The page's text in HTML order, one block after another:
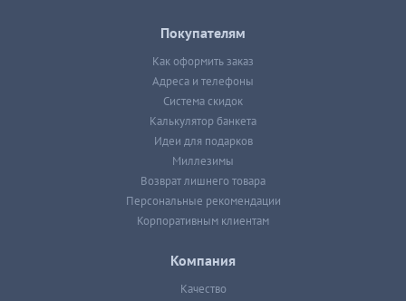
Покупателям
Как оформить заказ
Адреса и телефоны
Система скидок
Калькулятор банкета
Идеи для подарков
Миллезимы
Возврат лишнего товара
Персональные рекомендации
Корпоративным клиентам
Компания
Качество